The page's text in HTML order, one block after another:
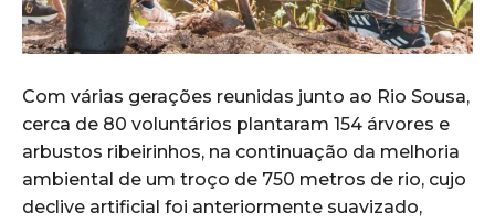
Com várias gerações reunidas junto ao Rio Sousa,
cerca de 80 voluntários plantaram 154 árvores e
arbustos ribeirinhos, na continuação da melhoria
ambiental de um troço de 750 metros de rio, cujo
declive artificial foi anteriormente suavizado,